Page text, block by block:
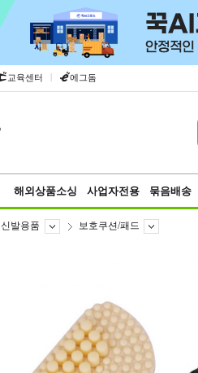
교육센터 | 에그돔
해외상품소싱 사업자전용 묶음배송
신발용품 보호쿠션/패드